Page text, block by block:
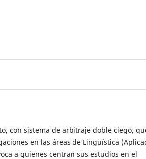
con sistema de arbitraje doble ciego,
en las áreas de Lingüística
a quienes centran sus estudios en el